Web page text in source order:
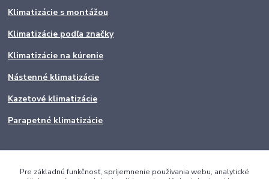
Klimatizácie s montážou
Klimatizácie podľa značky
Klimatizácie na kúrenie
Nástenné klimatizácie
Kazetové klimatizácie
Parapetné klimatizácie
Pre základnú funkčnosť, spríjemnenie používania webu, analytické